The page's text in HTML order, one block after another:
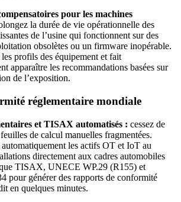
pour les machines
la durée de vie opérationnelle des
de l’usine qui fonctionnent sur des
obsolètes ou un firmware inopérable.
profils des équipement et fait
apparaître les recommandations basées sur
de l’exposition.
réglementaire mondiale
et TISAX automatisés : cessez de
de calcul manuelles fragmentées.
les actifs OT et IoT au
directement aux cadres automobiles
TISAX, UNECE WP.29 (R155) et
pour générer des rapports de conformité
en quelques minutes.